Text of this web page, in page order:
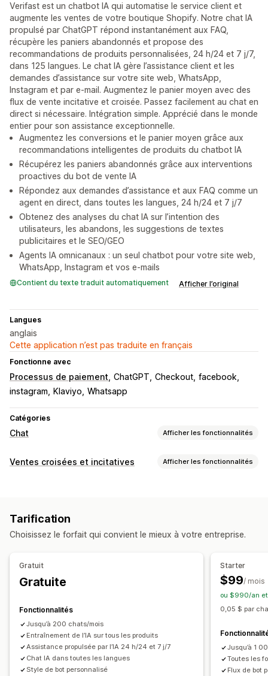
Verifast est un chatbot IA qui automatise le service client et
augmente les ventes de votre boutique Shopify. Notre chat IA
propulsé par ChatGPT répond instantanément aux FAQ,
récupère les paniers abandonnés et propose des
recommandations de produits personnalisées, 24 h/24 et 7 j/7,
dans 125 langues. Le chat IA gère l’assistance client et les
demandes d’assistance sur votre site web, WhatsApp,
Instagram et par e-mail. Augmentez le panier moyen avec des
flux de vente incitative et croisée. Passez facilement au chat en
direct si nécessaire. Intégration simple. Apprécié dans le monde
entier pour son assistance exceptionnelle.
Augmentez les conversions et le panier moyen grâce aux
recommandations intelligentes de produits du chatbot IA
Récupérez les paniers abandonnés grâce aux interventions
proactives du bot de vente IA
Répondez aux demandes d’assistance et aux FAQ comme un
agent en direct, dans toutes les langues, 24 h/24 et 7 j/7
Obtenez des analyses du chat IA sur l’intention des
utilisateurs, les abandons, les suggestions de textes
publicitaires et le SEO/GEO
Agents IA omnicanaux : un seul chatbot pour votre site web,
WhatsApp, Instagram et vos e-mails
Contient du texte traduit automatiquement Afficher l’original
Langues
anglais
Cette application n’est pas traduite en français
Fonctionne avec
Processus de paiement ChatGPT Checkout facebook
instagram
Klaviyo Whatsapp
Catégories
Chat Afficher les fonctionnalités
Messagerie en temps réel
Traduction en temps réel
Suivi du comportement Analyse des agents
Réponses automatisées
Vérification du paiement à la livraison
FAQ
Salutations Recommandations de produits
Réponses rapides
Demandes de vérification
Alertes d’expédition Mises à jour des commandes
Vente croisée Vente incitative Transcription d’envoi
Ventes croisées et incitatives Afficher les fonctionnalités
Page de produit vente incitative
Pages de remerciement vente incitative
HTML personnalisé
Multilingue
Règles personnalisées
Offres et recommandations
Cadeaux
Expédition gratuite
Recommandations de produits
Produits fréquemment achetés ensemble
Réductions en fonction de la quantité
Tarification
Choisissez le forfait qui convient le mieux à votre entreprise.
Gratuit
Gratuite
Fonctionnalités
Jusqu’à 200 chats/mois
Entraînement de l’IA sur tous les produits
Assistance propulsée par l’IA 24 h/24 et 7 j/7
Chat IA dans toutes les langues
Style de bot personnalisé
Starter
$99/ mois
ou $990/an et
0,05 $ par
Jusqu’à 1
Toutes les
Flux de bot